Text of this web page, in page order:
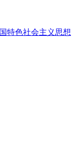
特色社会主义思想